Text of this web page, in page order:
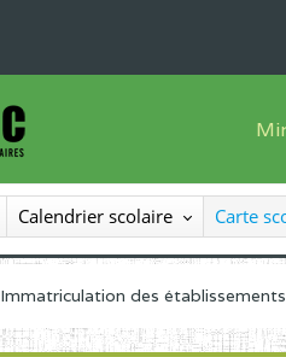
Le
Le
Calendrier scolaire Carte
Immatriculation des établissements